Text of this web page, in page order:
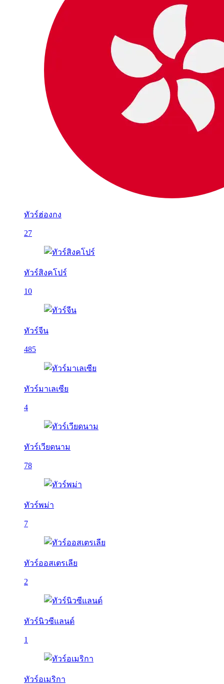
ทัวร์ฮ่องกง
27
ทัวร์สิงคโปร์
10
ทัวร์จีน
485
ทัวร์มาเลเซีย
4
ทัวร์เวียดนาม
78
ทัวร์พม่า
7
ทัวร์ออสเตรเลีย
2
ทัวร์นิวซีแลนด์
1
ทัวร์อเมริกา